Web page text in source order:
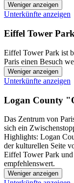
Weniger anzeigen
Unterkünfte anzeigen
Eiffel Tower Park
Eiffel Tower Park ist
Paris einen Besuch
Weniger anzeigen
Unterkünfte anzeigen
Logan County
Das Zentrum von
sich ein
Highlights: Logan
der kulturellen Seite
Eiffel Tower Park
empfehlenswert.
Weniger anzeigen